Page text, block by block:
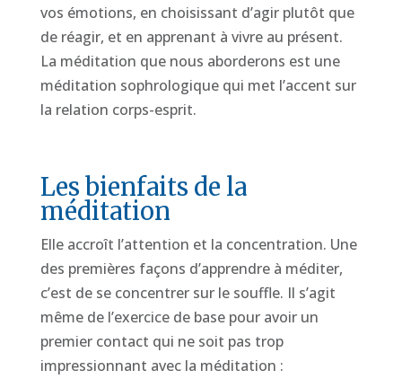
vos émotions, en choisissant d’agir plutôt que
de réagir, et en apprenant à vivre au présent.
La méditation que nous aborderons est une
méditation sophrologique qui met l’accent sur
la relation corps-esprit.
Les bienfaits de la
méditation
Elle accroît l’attention et la concentration. Une
des premières façons d’apprendre à méditer,
c’est de se concentrer sur le souffle. Il s’agit
même de l’exercice de base pour avoir un
premier contact qui ne soit pas trop
impressionnant avec la méditation :